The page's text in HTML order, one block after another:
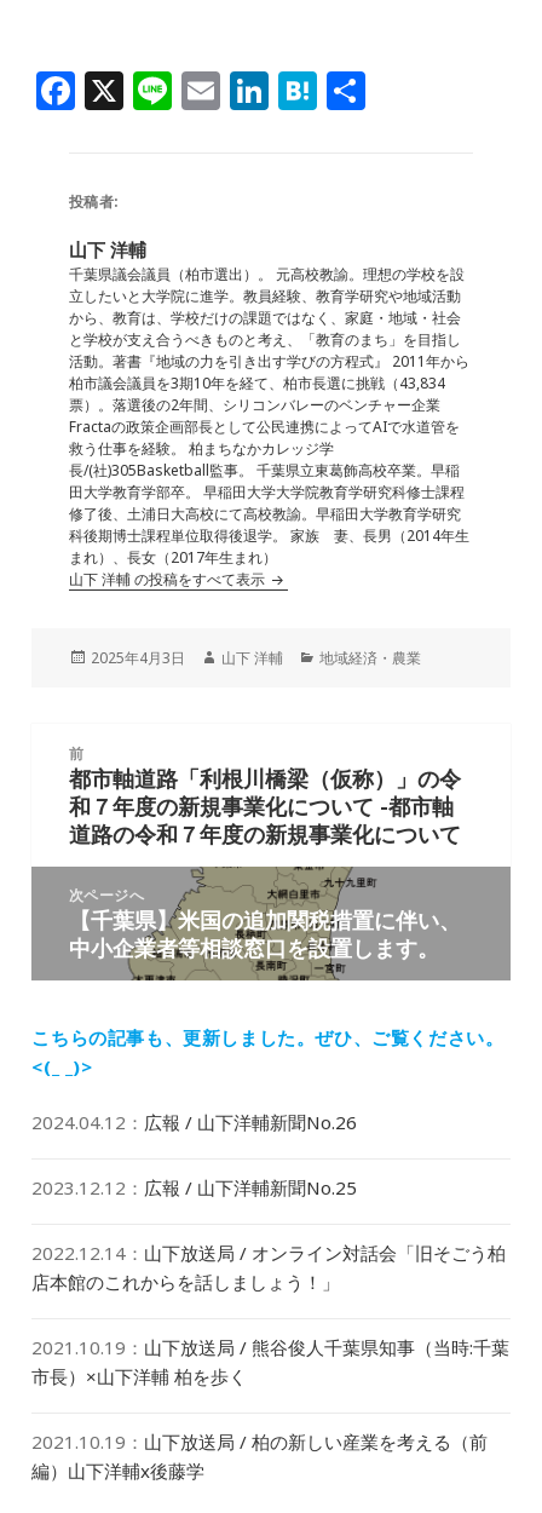
F
e
b
o
o
k
X Li E Li
n
H
投稿者:
山下 洋輔
千葉県議会議員（柏市選出）。 元高校教諭。理想の学校を設
立したいと大学院に進学。教員経験、教育学研究や地域活動
から、教育は、学校だけの課題ではなく、家庭・地域・社会
と学校が支え合うべきものと考え、「教育のまち」を目指し
活動。著書『地域の力を引き出す学びの方程式』 2011年から
柏市議会議員を3期10年を経て、柏市長選に挑戦（43,834
票）。落選後の2年間、シリコンバレーのベンチャー企業
Fractaの政策企画部長として公民連携によってAIで水道管を
救う仕事を経験。 柏まちなかカレッジ学
長/(社)305Basketball監事。 千葉県立東葛飾高校卒業。早稲
田大学教育学部卒。 早稲田大学大学院教育学研究科修士課程
修了後、土浦日大高校にて高校教諭。早稲田大学教育学研究
科後期博士課程単位取得後退学。 家族 妻、長男（2014年生
まれ）、長女（2017年生まれ）
山下 洋輔 の投稿をすべて表示
投
2025年4月3日
作
山下 洋輔
カ
地域経済・農業
前
前
の
投
稿:
都市軸道路「利根川橋梁（仮称）」の令
和７年度の新規事業化について -都市軸
道路の令和７年度の新規事業化について
次ページへ
の
投
【千葉県】米国の追加関税措置に伴い、
中小企業者等相談窓口を設置します。
こちらの記事も、更新しました。ぜひ、ご覧ください。
<(_ _)>
2024.04.12 ： 広報 / 山下洋輔新聞No.26
2023.12.12 ： 広報 / 山下洋輔新聞No.25
2022.12.14 ： 山下放送局 / オンライン対話会「旧そごう柏
店本館のこれからを話しましょう！」
2021.10.19 ： 山下放送局 / 熊谷俊人千葉県知事（当時:千葉
市長）×山下洋輔 柏を歩く
2021.10.19 ： 山下放送局 / 柏の新しい産業を考える（前
編）山下洋輔x後藤学